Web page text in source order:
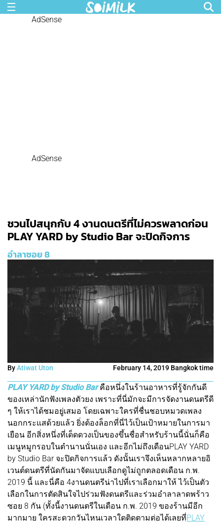
AdSense
AdSense
ชวนไปสนุกกับ 4 งานดนตรีที่ไม่ควรพลาดก่อน
PLAY YARD by Studio Bar จะปิดกิจการ
อำลาซอย 8
ByAtiwat Uton February 14, 2019 Bangkok time
PLAY YARD by Studio Barคือหนึ่งในร้านอาหารที่รู้จักกันดี
ของเหล่านักฟังเพลงตัวยง เพราะที่นี่มักจะมีการจัดงานดนตรีดี
ๆ ให้เราได้ชมอยู่เสมอ โดยเฉพาะใครที่ชื่นชอบหมวดเพลง
นอกกระแสด้วยแล้ว ยิ่งต้องล็อกที่นี่ไว้เป็นเป้าหมายในการมา
เยือน อีกสิ่งหนึ่งที่เด็ดดวงเป็นของขึ้นชื่อสำหรับร้านนี้นั่นก็คือ
เมนูหมูกรอบในตำนานนั่นเอง และอีกไม่ถึงเดือนPLAY YARD
by Studio Bar จะปิดกิจการแล้ว ดังนั้นเราจึงเห็นหลากหลายอิ
เวนต์ดนตรีที่นัดกันมาจัดแบบเลือกดูไม่ถูกตลอดเดือน ก.พ.
2019 นี้ และนี่คือ 4งานดนตรีน่าไปที่เราเลือกมาให้ ไว้เป็นตัว
เลือกในการตัดสินใจไปร่วมฟังดนตรีและร่วมอำลาลาดพร้าว
ซอย 8 กัน (ทั้งนี้งานดนตรีในเดือน ก.พ. 2019 ของร้านมีอีก
มากมาย ใครสะดวกวันไหนเวลาใดติดตามต่อได้เลยที่PLAY